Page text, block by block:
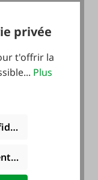
privée
t'offrir la
Plus
les cookies